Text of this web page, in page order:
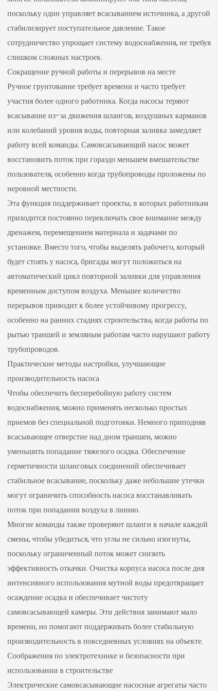
поскольку один управляет всасыванием источника, а другой
стабилизирует поступательное давление. Такое
сотрудничество упрощает систему водоснабжения, не требуя
слишком сложных настроек.
Сокращение ручной работы и перерывов на месте
Ручное грунтование требует времени и часто требует
участия более одного работника. Когда насосы теряют
всасывание из-за движения шлангов, воздушных карманов
или колебаний уровня воды, повторная заливка замедляет
работу всей команды. Самовсасывающий насос может
восстановить поток при гораздо меньшем вмешательстве
пользователя, особенно когда трубопроводы проложены по
неровной местности.
Эта функция поддерживает проекты, в которых работникам
приходится постоянно переключать свое внимание между
дренажем, перемещением материала и задачами по
установке. Вместо того, чтобы выделять рабочего, который
будет стоять у насоса, бригады могут положиться на
автоматический цикл повторной заливки для управления
временным доступом воздуха. Меньшее количество
перерывов приводит к более устойчивому прогрессу,
особенно на ранних стадиях строительства, когда работы по
рытью траншей и земляным работам часто нарушают работу
трубопроводов.
Практические методы настройки, улучшающие
производительность насоса
Чтобы обеспечить бесперебойную работу систем
водоснабжения, можно применять несколько простых
приемов без специальной подготовки. Немного приподняв
всасывающее отверстие над дном траншеи, можно
уменьшить попадание тяжелого осадка. Обеспечение
герметичности шланговых соединений обеспечивает
стабильное всасывание, поскольку даже небольшие утечки
могут ограничить способность насоса восстанавливать
поток при попадании воздуха в линию.
Многие команды также проверяют шланги в начале каждой
смены, чтобы убедиться, что углы не сильно изогнуты,
поскольку ограниченный поток может снизить
эффективность откачки. Очистка корпуса насоса после дня
интенсивного использования мутной воды предотвращает
осаждение осадка и обеспечивает чистоту
самовсасывающей камеры. Эти действия занимают мало
времени, но помогают поддерживать более стабильную
производительность в повседневных условиях на объекте.
Соображения по электротехнике и безопасности при
использовании в строительстве
Электрические самовсасывающие насосные агрегаты часто